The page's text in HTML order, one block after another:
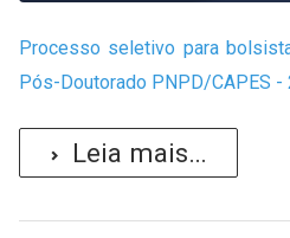
Processo seletivo para
Pós-Doutorado PNPD/CAPES -
Leia mais...